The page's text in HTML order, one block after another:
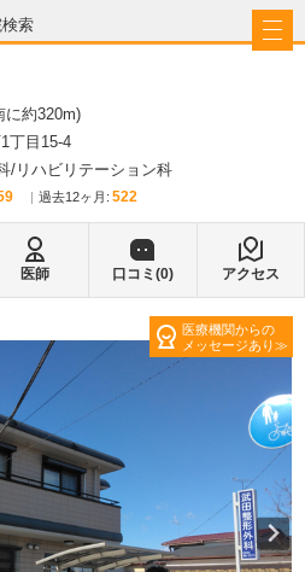
索
に約320m)
丁目15-4
リハビリテーション科
過去12ヶ月: 522
医師 口コミ(0) アクセス
医療機関からの
メッセージあり